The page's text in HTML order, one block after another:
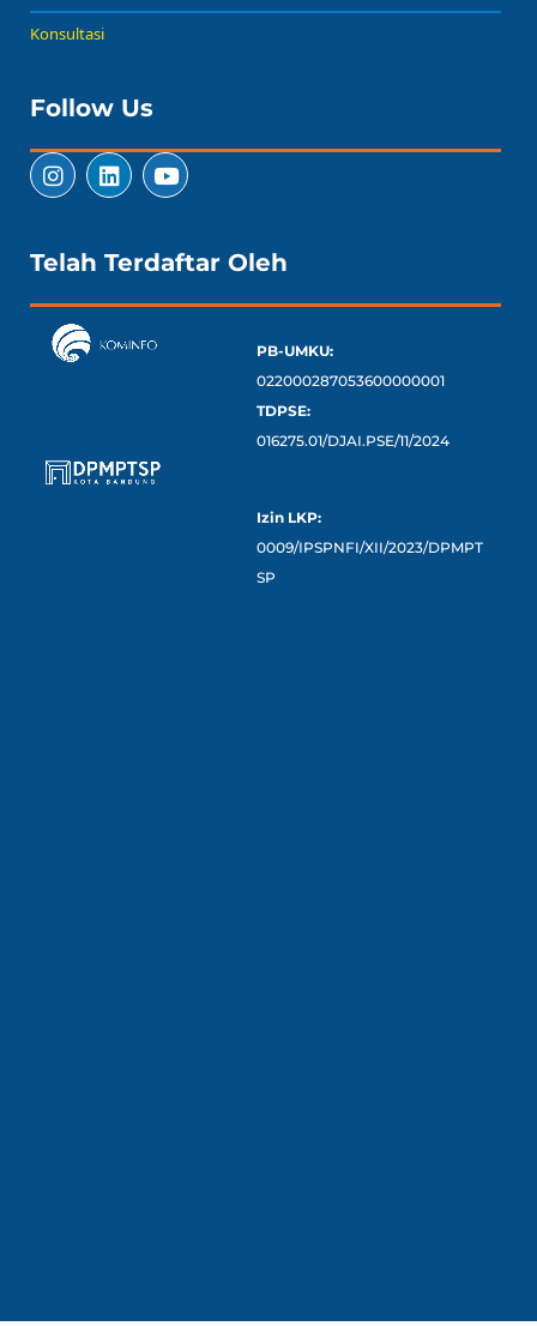
Konsultasi
Follow Us
Telah Terdaftar Oleh
PB-UMKU:
022000287053600000001
TDPSE:
016275.01/DJAI.PSE/11/2024
Izin LKP:
0009/IPSPNFI/XII/2023/DPMPT
SP